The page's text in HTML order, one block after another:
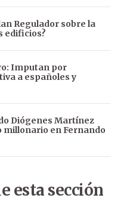
Regulador sobre la
edificios?
Imputan por
a españoles y
Diógenes Martínez
millonario en Fernando
esta sección